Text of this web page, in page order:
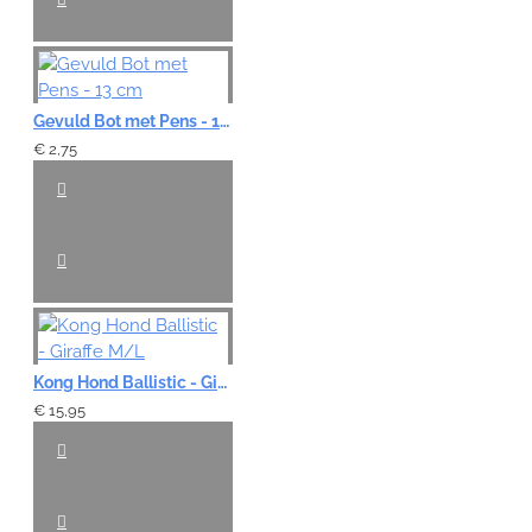
Gevuld Bot met Pens - 13 cm
€ 2,75
Kong Hond Ballistic - Giraffe M/L
€ 15,95